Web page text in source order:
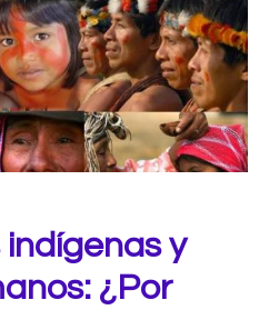
y
¿Por